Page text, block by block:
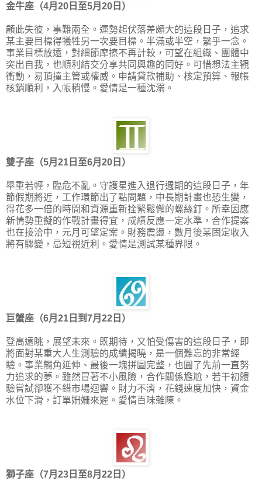
金牛座（4月20日至5月20日）
顧此失彼，事難兩全。運勢起伏落差頗大的這段日子，追求
某主要目標得犧牲另一次要目標。半滿或半空，繫乎一念。
事業目標放遠，對細節摩擦不再計較，可望在組織、團體中
突出自我，也順利結交分享共同興趣的同好。可惜想法主觀
衝動，易頂撞主管或權威。申請貸款補助、核定預算、報帳
核銷順利，入帳稍慢。愛情是一種沈溺。
雙子座（5月21日至6月20日）
舉重若輕，臨危不亂。守護星進入退行週期的這段日子，年
節假期將近，工作環節出了點問題，中長期計畫也恐生變，
得花多一倍的時間和資源重新拴緊鬆懈的螺絲釘。所幸因應
新情勢重擬的作戰計畫得宜，成績反應一定水準，合作提案
也在接洽中，元月可望定案。財務震盪，數月後某固定收入
將有驟變，忌短視近利。愛情是測試某種界限。
巨蟹座（6月21日到7月22日）
登高遠眺，展望未來。既期待，又怕受傷害的這段日子，即
將面對某重大人生測驗的成績揭曉，是一個難忘的非常經
驗。事業觸角延伸、最後一塊拼圖完整，也圓了先前一直努
力追求的夢。雖然冒著不小風險，合作關係尷尬，若干初體
驗嘗試卻獲不錯市場迴響。財力不濟，花錢速度加快，資金
水位下滑，訂單姍姍來遲。愛情百味雜陳。
獅子座（7月23日至8月22日）